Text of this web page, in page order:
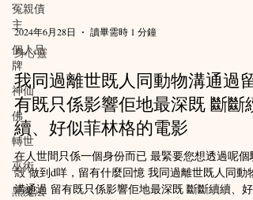
冤親債
主
個人品
牌
神仙
佛
轉世
巫術
黑魔法
2024年6月28日 讀畢需時 1 分鐘
身心靈
我同過離世既人同動物溝通過留
有既只係影響佢地最深既 斷斷續
續、好似菲林格的電影
在人世間只係一個身份而已 最緊要您想透過呢個驅
殻 做到d咩，留有什麼回憶 我同過離世既人同動物
溝通過 留有既只係影響佢地最深既 斷斷續續、好